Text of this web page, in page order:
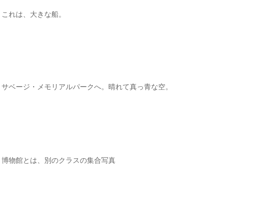
これは、大きな船。
サベージ・メモリアルパークへ。晴れて真っ青な空。
博物館とは、別のクラスの集合写真